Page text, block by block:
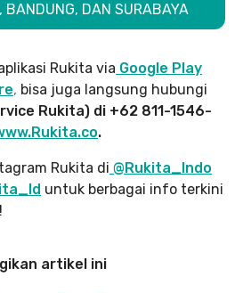
BANDUNG, DAN SURABAYA
Rukita via Google Play
, bisa juga langsung hubungi
Rukita) di +62 811-1546-
.
Rukita di @Rukita_Indo
untuk berbagai info terkini
artikel ini